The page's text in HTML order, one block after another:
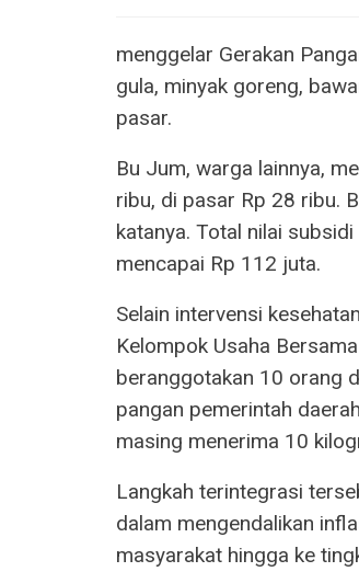
menggelar Gerakan
gula, minyak goreng,
pasar.
Bu Jum, warga lainnya,
ribu, di pasar Rp 28 ribu.
katanya. Total nilai
mencapai Rp 112 juta.
Selain intervensi
Kelompok Usaha
beranggotakan 10 orang
pangan pemerintah
masing menerima 10
Langkah terintegrasi
dalam mengendalikan
masyarakat hingga ke